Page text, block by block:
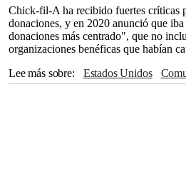
Chick-fil-A ha recibido fuertes críticas
donaciones, y en 2020 anunció que
donaciones más centrado", que no
organizaciones benéficas que habían
Lee más sobre
Estados Unidos